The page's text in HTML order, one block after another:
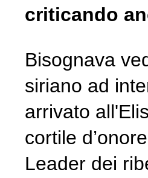
criticando
Bisognava
siriano ad
arrivato
cortile
Leader dei